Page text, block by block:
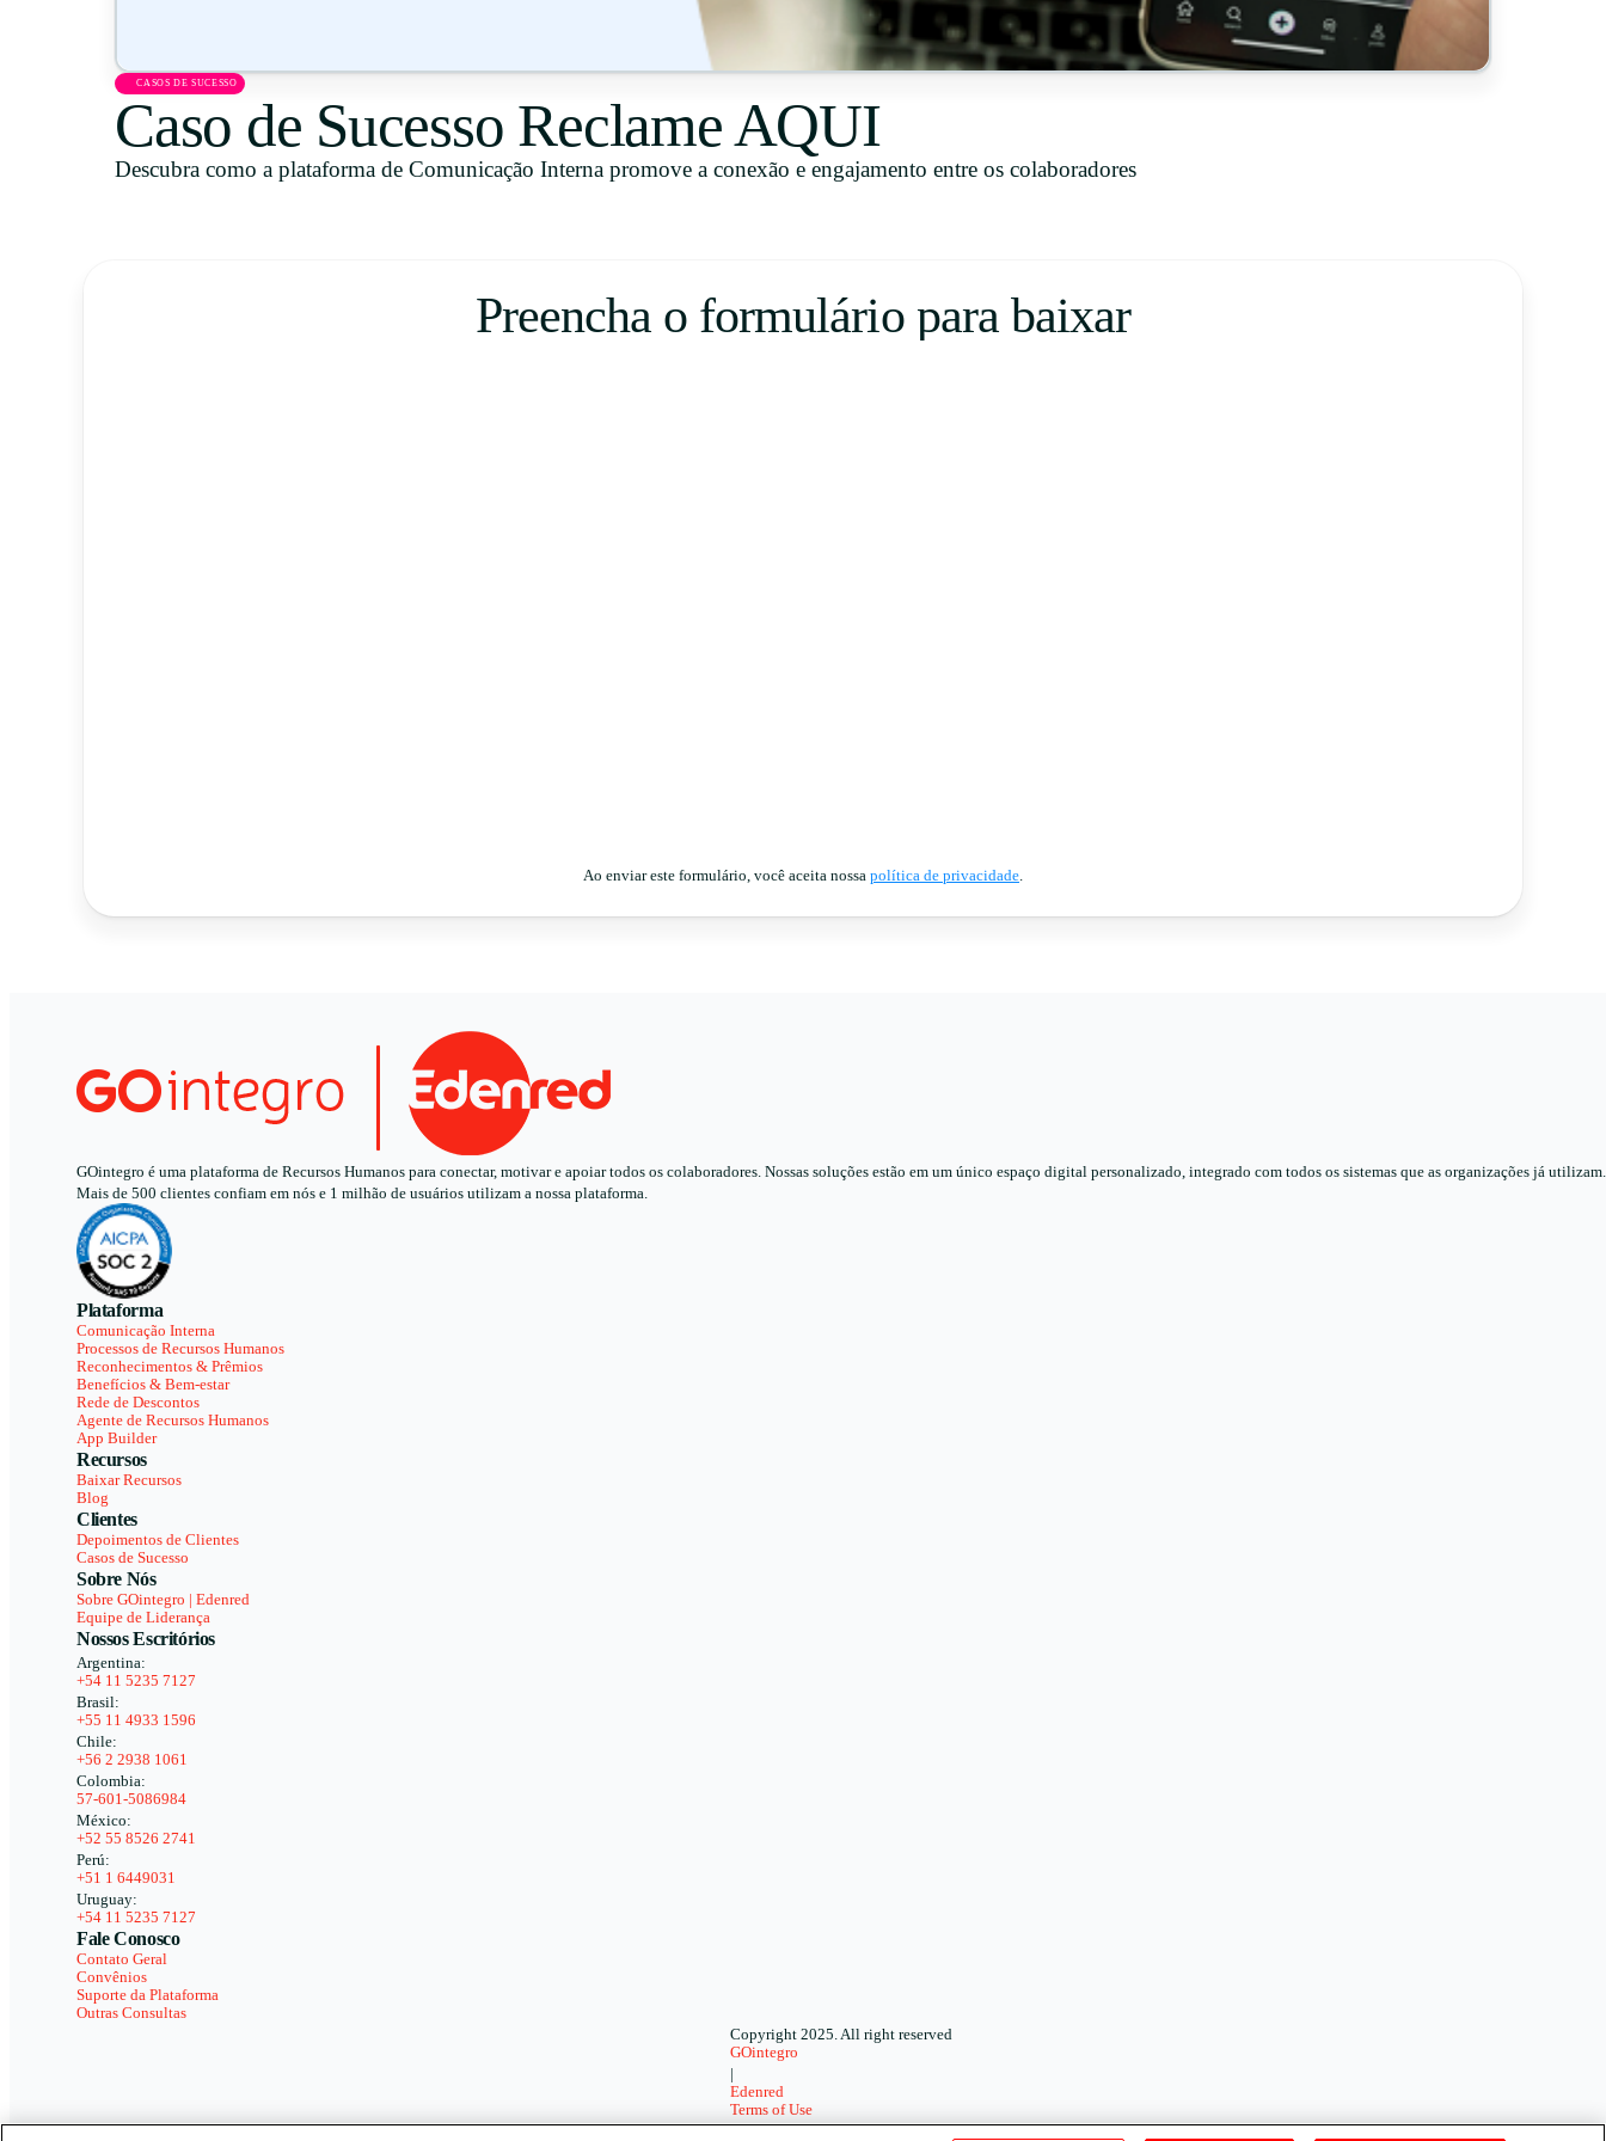
Español
CASOS DE SUCESSO
Caso de Sucesso Reclame AQUI
Descubra como a plataforma de Comunicação Interna promove a conexão e engajamento entre os colaboradores
Preencha o formulário para baixar
Ao enviar este formulário, você aceita nossa política de privacidade.
GOintegro é uma plataforma de Recursos Humanos para conectar, motivar e apoiar todos os colaboradores. Nossas soluções estão em um único espaço digital personalizado, integrado com todos os sistemas que as organizações já utilizam.
Mais de 500 clientes confiam em nós e 1 milhão de usuários utilizam a nossa plataforma.
Plataforma
Comunicação Interna
Processos de Recursos Humanos
Reconhecimentos & Prêmios
Benefícios & Bem-estar
Rede de Descontos
Agente de Recursos Humanos
App Builder
Recursos
Baixar Recursos
Blog
Clientes
Depoimentos de Clientes
Casos de Sucesso
Sobre Nós
Sobre GOintegro | Edenred
Equipe de Liderança
Nossos Escritórios
Argentina:
+54 11 5235 7127
Brasil:
+55 11 4933 1596
Chile:
+56 2 2938 1061
Colombia:
57-601-5086984
México:
+52 55 8526 2741
Perú:
+51 1 6449031
Uruguay:
+54 11 5235 7127
Fale Conosco
Contato Geral
Convênios
Suporte da Plataforma
Outras Consultas
Copyright 2025. All right reserved
GOintegro
|
Edenred
Terms of Use
-